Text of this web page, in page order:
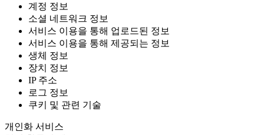
계정 정보
소셜 네트워크 정보
서비스 이용을 통해 업로드된 정보
서비스 이용을 통해 제공되는 정보
생체 정보
장치 정보
IP 주소
로그 정보
쿠키 및 관련 기술
개인화 서비스